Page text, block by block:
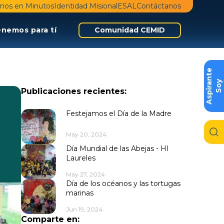
en MinutosIdentidad MisionalESALContáctanos
para tí Comunidad CEMID
S
o
y
A
s
p
i
r
a
n
t
e
Publicaciones recientes:
Festejamos el Día de la Madre
May 20, 2024
Día Mundial de las Abejas - HI
Laureles
May 27, 2024
Día de los océanos y las tortugas
marinas
Jun 19, 2024
Comparte en: